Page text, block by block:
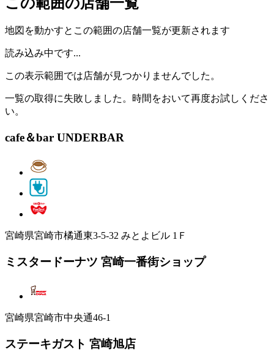
地図を動かすとこの範囲の店舗一覧が更新されます
読み込み中です...
この表示範囲では店舗が見つかりませんでした。
一覧の取得に失敗しました。時間をおいて再度お試しくださ
い。
cafe＆bar UNDERBAR
宮崎県宮崎市橘通東3-5-32 みとよビル 1Ｆ
ミスタードーナツ 宮崎一番街ショップ
宮崎県宮崎市中央通46-1
ステーキガスト 宮崎旭店